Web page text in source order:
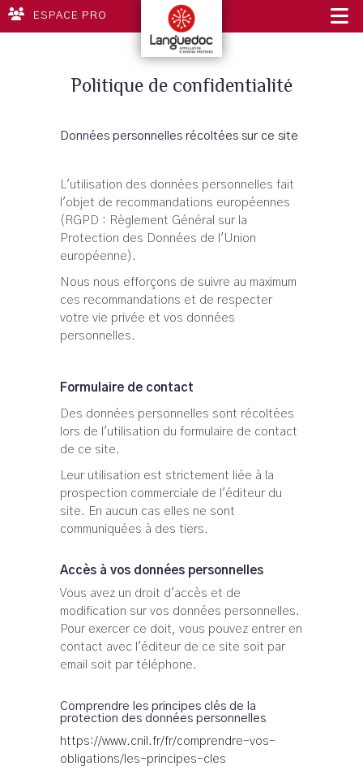
ESPACE PRO
Politique de confidentialité
Données personnelles récoltées sur ce site
L'utilisation des données personnelles fait
l'objet de recommandations européennes
(RGPD : Règlement Général sur la
Protection des Données de l'Union
européenne).
Nous nous efforçons de suivre au maximum
ces recommandations et de respecter
votre vie privée et vos données
personnelles.
Formulaire de contact
Des données personnelles sont récoltées
lors de l'utilisation du formulaire de contact
de ce site.
Leur utilisation est strictement liée à la
prospection commerciale de l'éditeur du
site. En aucun cas elles ne sont
communiquées à des tiers.
Accès à vos données personnelles
Vous avez un droit d'accès et de
modification sur vos données personnelles.
Pour exercer ce doit, vous pouvez entrer en
contact avec l'éditeur de ce site soit par
email soit par téléphone.
Comprendre les principes clés de la
protection des données personnelles
https://www.cnil.fr/fr/comprendre-vos-
obligations/les-principes-cles